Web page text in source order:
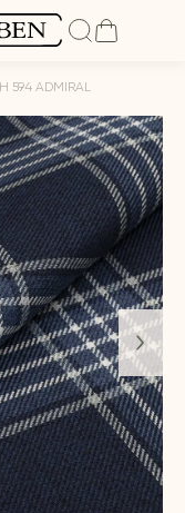
594 ADMIRAL